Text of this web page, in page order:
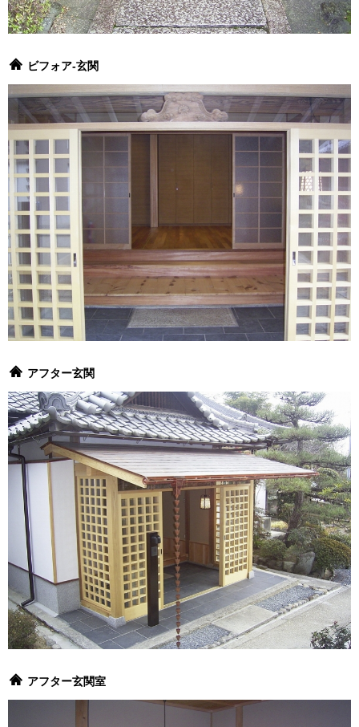
ビフォア-玄関
アフター玄関
アフター玄関室